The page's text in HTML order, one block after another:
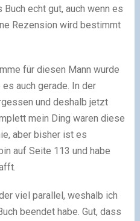
echt gut, auch wenn es
Rezension wird bestimmt
für diesen Mann wurde
auch gerade. In der
und deshalb jetzt
mein Ding waren diese
aber bisher ist es
auf Seite 113 und habe
viel parallel, weshalb ich
beendet habe. Gut, dass